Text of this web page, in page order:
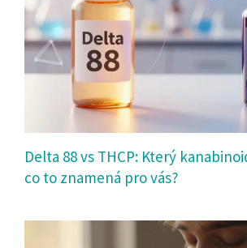
Delta 88 vs THCP: Který
co to znamená pro vás?